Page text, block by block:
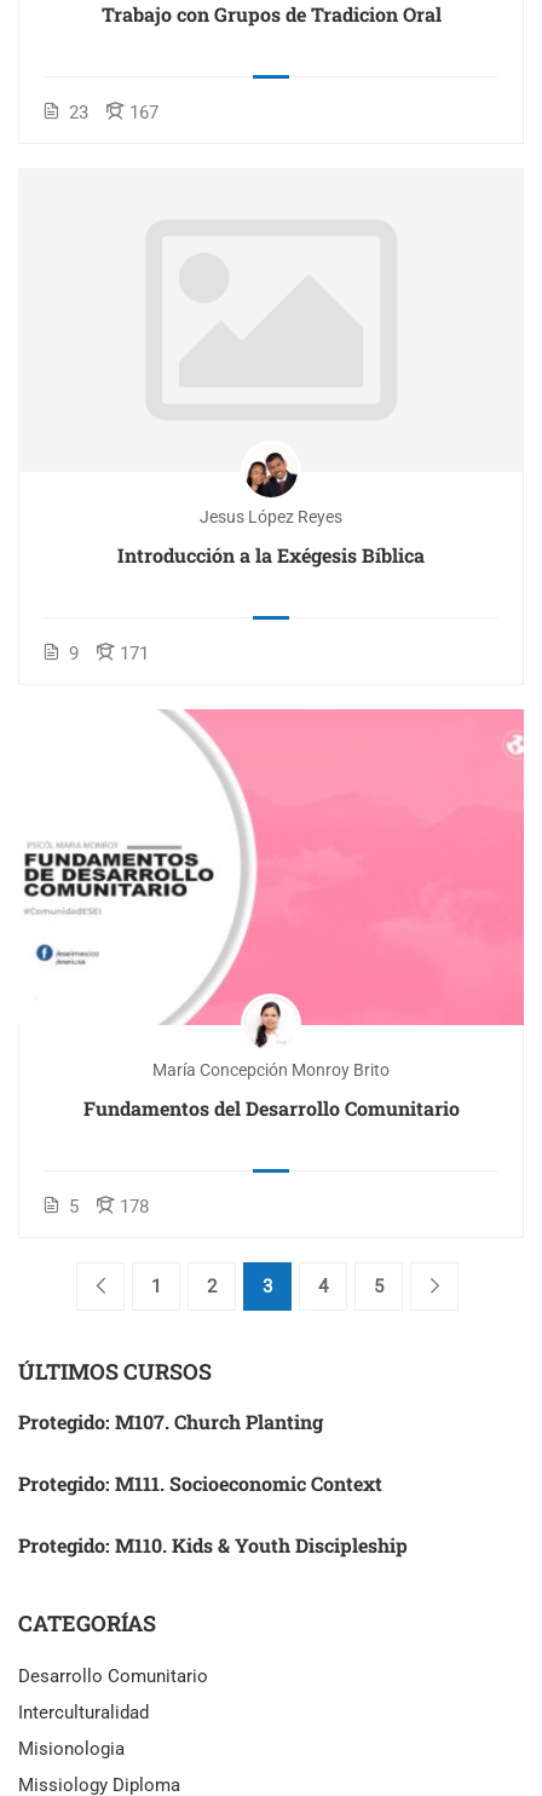
Trabajo con Grupos de Tradicion Oral
23 167
Jesus López Reyes
Introducción a la Exégesis Bíblica
9 171
María Concepción Monroy Brito
Fundamentos del Desarrollo Comunitario
5 178
1 2 3 4 5
ÚLTIMOS CURSOS
Protegido: M107. Church Planting
Protegido: M111. Socioeconomic Context
Protegido: M110. Kids & Youth Discipleship
CATEGORÍAS
Desarrollo Comunitario
Interculturalidad
Misionologia
Missiology Diploma